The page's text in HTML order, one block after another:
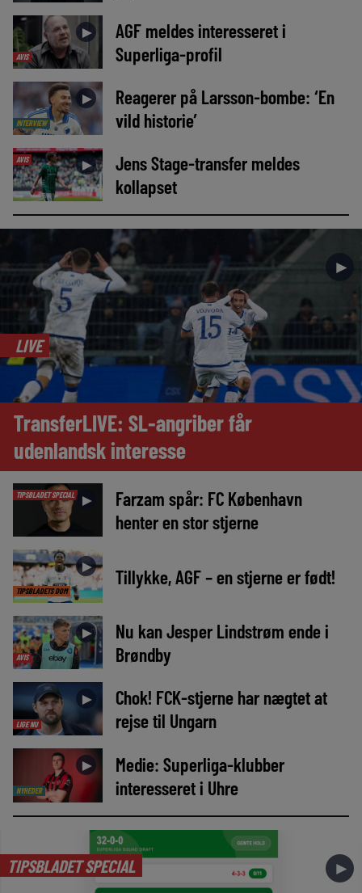
AVIS
►
AGF meldes interesseret i
Superliga-profil
INTERVIEW
►
Reagerer på Larsson-bombe: ‘En
vild historie’
AVIS ►
Jens Stage-transfer meldes
kollapset
►
LIVE
TransferLIVE: SL-angriber får
udenlandsk interesse
TIPSBLADET SPECIAL ►
Farzam spår: FC København
henter en stor stjerne
TIPSBLADETS DOM
► Tillykke, AGF – en stjerne er født!
AVIS
►
Nu kan Jesper Lindstrøm ende i
Brøndby
LIGE NU
►
Chok! FCK-stjerne har nægtet at
rejse til Ungarn
NYHEDER
►
Medie: Superliga-klubber
interesseret i Uhre
TIPSBLADET SPECIAL ►